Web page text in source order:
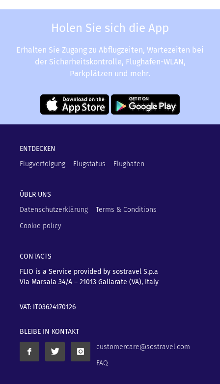
Holen Sie sich die App
Erhalten Sie Zugang zu Abflugzeiten, Wartezeiten bei
der Sicherheitskontrolle, Flughafen-WLAN,
Parkplätzen und mehr.
ENTDECKEN
Flugverfolgung
Flugstatus Flughäfen
ÜBER UNS
Datenschutzerklärung
Terms & Conditions
Cookie policy
CONTACTS
FLIO is a Service provided by sostravel S.p.a
Via Marsala 34/A – 21013 Gallarate (VA), Italy
VAT: IT03624170126
BLEIBE IN KONTAKT
customercare@sostravel.com
FAQ